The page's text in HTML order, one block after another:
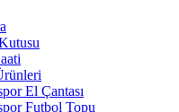
El Çantası
Futbol Topu